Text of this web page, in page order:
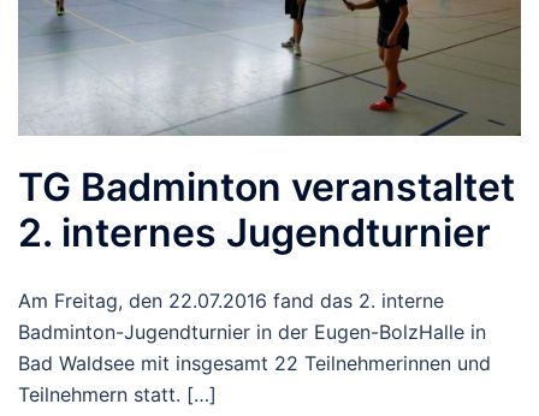
TG Badminton veranstaltet
2. internes Jugendturnier
Am Freitag, den 22.07.2016 fand das 2. interne
Badminton-Jugendturnier in der Eugen-BolzHalle in
Bad Waldsee mit insgesamt 22 Teilnehmerinnen und
Teilnehmern statt. […]